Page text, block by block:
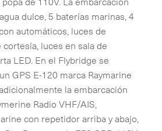
dulce, 5 baterías marinas, 4
automáticos, luces de
luces en sala de
LED. En el Flybridge se
GPS E-120 marca Raymarine
la embarcación
Radio VHF/AIS,
con repetidor arriba y abajo,